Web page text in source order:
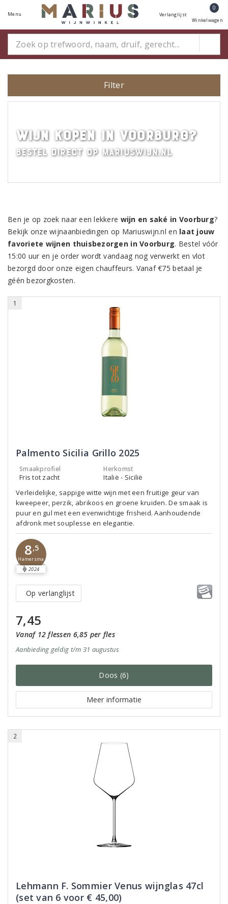
Menu Verlanglijst
0
Winkelwagen
Filter
Wijn kopen in Voorburg?
Bestel direct op MariusWijn.nl
Ben je op zoek naar een lekkere wijn en saké in Voorburg?
Bekijk onze wijnaanbiedingen op Mariuswijn.nl en laat jouw
favoriete wijnen thuisbezorgen in Voorburg. Bestel vóór
15:00 uur en je order wordt vandaag nog verwerkt en vlot
bezorgd door onze eigen chauffeurs. Vanaf €75 betaal je
géén bezorgkosten.
1
Palmento Sicilia Grillo 2025
Smaakprofiel
Fris tot zacht
Herkomst
Italië - Sicilië
Verleidelijke, sappige witte wijn met een fruitige geur van
kweepeer, perzik, abrikoos en groene kruiden. De smaak is
puur en gul met een evenwichtige frisheid. Aanhoudende
afdronk met souplesse en elegantie.
8,5
Hamersma
2024
Op verlanglijst
7,45
Vanaf 12 flessen 6,85 per fles
Aanbieding geldig t/m 31 augustus
Doos (6)
Meer informatie
2
Lehmann F. Sommier Venus wijnglas 47cl
(set van 6 voor € 45,00)